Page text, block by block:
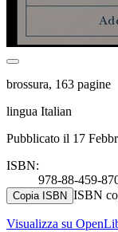
brossura, 163 pagine
lingua Italian
Pubblicato il 17
ISBN:
978-88-459-
Copia ISBN ISBN
Visualizza su